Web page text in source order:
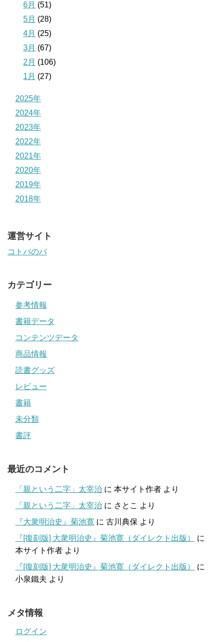
6月 (51)
5月 (28)
4月 (25)
3月 (67)
2月 (106)
1月 (27)
2025年
2024年
2023年
2022年
2021年
2020年
2019年
2018年
運営サイト
コトバのバ
カテゴリー
参考情報
書籍データ
コンテンツデータ
商品情報
読書グッズ
レビュー
書籍
未分類
書評
最近のコメント
「親という二字」太宰治 に 本サイト作者 より
「親という二字」太宰治 に さとこ より
『大衆明治史』菊池寛 に 古川典保 より
『[復刻版] 大衆明治史』菊池寛（ダイレクト出版）
に
本サイト作者 より
『[復刻版] 大衆明治史』菊池寛（ダイレクト出版）
に
小泉鐵夫 より
メタ情報
ログイン